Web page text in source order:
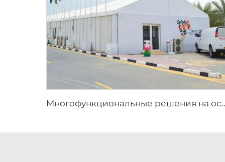
ногофункциональные решения на основе алюминиевой